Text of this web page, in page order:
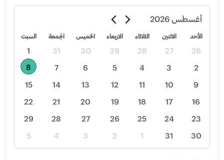
أغسطس 2026
الأحد الاثنين الثلاثاء الاربعاء الخميس الجمعة السبت
26
27
28
29
30
31
1
2
3
4
5
6
7
8
9
10
11
12
13
14
15
16
17
18
19
20
21
22
23
24
25
26
27
28
29
30
31
1
2
3
4
5